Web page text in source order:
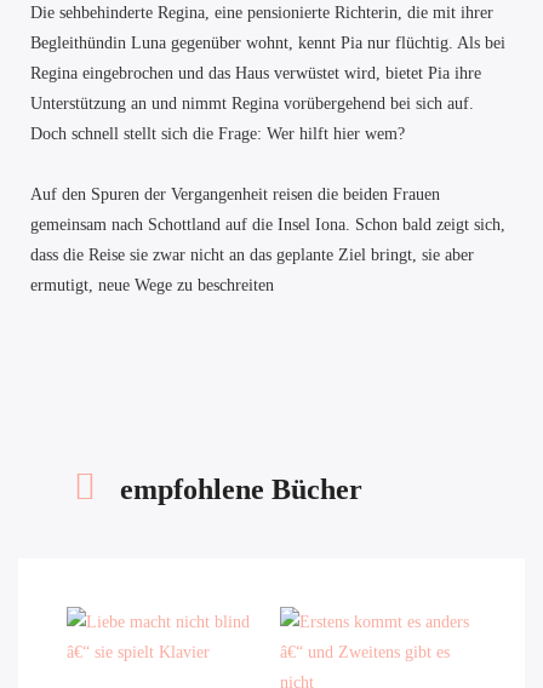
Die sehbehinderte Regina, eine pensionierte Richterin, die mit ihrer
Begleithündin Luna gegenüber wohnt, kennt Pia nur flüchtig. Als bei
Regina eingebrochen und das Haus verwüstet wird, bietet Pia ihre
Unterstützung an und nimmt Regina vorübergehend bei sich auf.
Doch schnell stellt sich die Frage: Wer hilft hier wem?
Auf den Spuren der Vergangenheit reisen die beiden Frauen
gemeinsam nach Schottland auf die Insel Iona. Schon bald zeigt sich,
dass die Reise sie zwar nicht an das geplante Ziel bringt, sie aber
ermutigt, neue Wege zu beschreiten
empfohlene Bücher